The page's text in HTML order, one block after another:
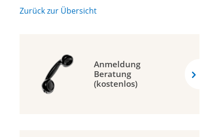
Zurück zur Übersicht
Anmeldung
Beratung
(kostenlos)